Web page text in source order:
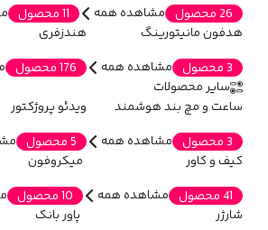
26 محصول مشاهده همه 11 محصول
هدفون مانیتورینگ
3 محصول
مشاهده همه
هندزفری
176 محصول
سایر محصولات
ساعت و مچ بند هوشمند
3 محصول
مشاهده همه
ویدئو پروژکتور
5 محصول
کیف و کاور
41 محصول
مشاهده همه
میکروفون
10 محصول
شارژر
پاور بانک